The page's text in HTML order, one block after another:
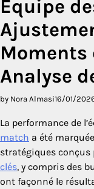
Équipe
Analyse
by Nora Almasi16/01/
La performance de
match a été
stratégiques conçus
clés, y compris des
ont façonné le